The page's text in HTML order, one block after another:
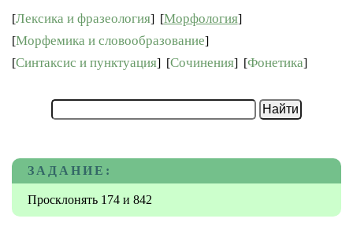
[Лексика и фразеология] [Морфология]
[Морфемика и словообразование]
[Синтаксис и пунктуация] [Сочинения] [Фонетика]
ЗАДАНИЕ:
Просклонять 174 и 842